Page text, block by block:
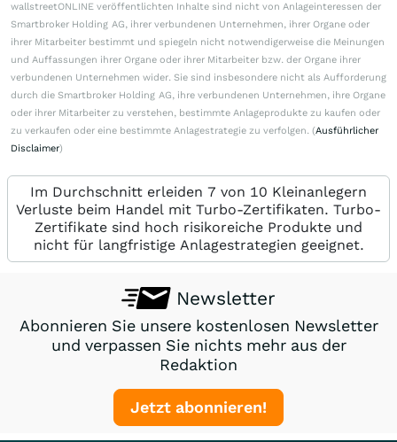
wallstreetONLINE veröffentlichten Inhalte sind nicht von Anlageinteressen der
Smartbroker Holding AG, ihrer verbundenen Unternehmen, ihrer Organe oder
ihrer Mitarbeiter bestimmt und spiegeln nicht notwendigerweise die Meinungen
und Auffassungen ihrer Organe oder ihrer Mitarbeiter bzw. der Organe ihrer
verbundenen Unternehmen wider. Sie sind insbesondere nicht als Aufforderung
durch die Smartbroker Holding AG, ihre verbundenen Unternehmen, ihre Organe
oder ihrer Mitarbeiter zu verstehen, bestimmte Anlageprodukte zu kaufen oder
zu verkaufen oder eine bestimmte Anlagestrategie zu verfolgen. (Ausführlicher
Disclaimer)
Im Durchschnitt erleiden 7 von 10 Kleinanlegern
Verluste beim Handel mit Turbo-Zertifikaten. Turbo-
Zertifikate sind hoch risikoreiche Produkte und
nicht für langfristige Anlagestrategien geeignet.
Newsletter
Abonnieren Sie unsere kostenlosen Newsletter
und verpassen Sie nichts mehr aus der
Redaktion
Jetzt abonnieren!